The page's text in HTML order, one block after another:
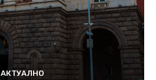
АКТУАЛНО